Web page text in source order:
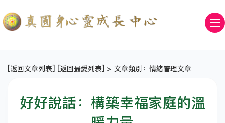
[返回文章列表] [返回最愛列表] > 文章類別：情緒管理文章
好好說話：構築幸福家庭的溫